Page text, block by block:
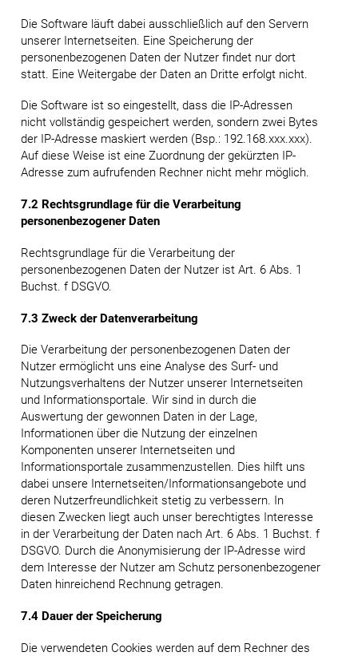
Die Software läuft dabei ausschließlich auf den Servern
unserer Internetseiten. Eine Speicherung der
personenbezogenen Daten der Nutzer findet nur dort
statt. Eine Weitergabe der Daten an Dritte erfolgt nicht.
Die Software ist so eingestellt, dass die IP-Adressen
nicht vollständig gespeichert werden, sondern zwei Bytes
der IP-Adresse maskiert werden (Bsp.: 192.168.xxx.xxx).
Auf diese Weise ist eine Zuordnung der gekürzten IP-
Adresse zum aufrufenden Rechner nicht mehr möglich.
7.2 Rechtsgrundlage für die Verarbeitung
personenbezogener Daten
Rechtsgrundlage für die Verarbeitung der
personenbezogenen Daten der Nutzer ist Art. 6 Abs. 1
Buchst. f DSGVO.
7.3 Zweck der Datenverarbeitung
Die Verarbeitung der personenbezogenen Daten der
Nutzer ermöglicht uns eine Analyse des Surf- und
Nutzungsverhaltens der Nutzer unserer Internetseiten
und Informationsportale. Wir sind in durch die
Auswertung der gewonnen Daten in der Lage,
Informationen über die Nutzung der einzelnen
Komponenten unserer Internetseiten und
Informationsportale zusammenzustellen. Dies hilft uns
dabei unsere Internetseiten/Informationsangebote und
deren Nutzerfreundlichkeit stetig zu verbessern. In
diesen Zwecken liegt auch unser berechtigtes Interesse
in der Verarbeitung der Daten nach Art. 6 Abs. 1 Buchst. f
DSGVO. Durch die Anonymisierung der IP-Adresse wird
dem Interesse der Nutzer am Schutz personenbezogener
Daten hinreichend Rechnung getragen.
7.4 Dauer der Speicherung
Die verwendeten Cookies werden auf dem Rechner des